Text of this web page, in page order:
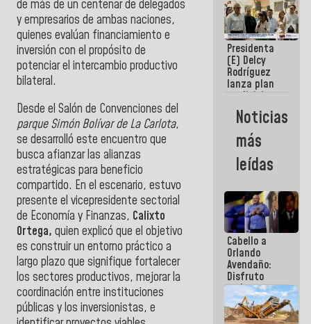
de más de un centenar de delegados
y empresarios de ambas naciones,
quienes evalúan financiamiento e
inversión con el propósito de
potenciar el intercambio productivo
bilateral.
Desde el Salón de Convenciones del
parque Simón Bolívar de La Carlota,
se desarrolló este encuentro que
busca afianzar las alianzas
estratégicas para beneficio
compartido. En el escenario, estuvo
presente el vicepresidente sectorial
de Economía y Finanzas, Calixto
Ortega, quien explicó que el objetivo
es construir un entorno práctico a
largo plazo que signifique fortalecer
los sectores productivos, mejorar la
coordinación entre instituciones
públicas y los inversionistas, e
con planes
para
atención de
emergencia
sísmica en
la última
semana
Presidenta
(E) Delcy
Rodríguez
lanza plan
crediticio
con subsidio
a Juntas de
Condominio
Noticias
más
leídas
Cabello a
Orlando
Avendaño:
Disfruto
cada vez
que escribes
porque lo